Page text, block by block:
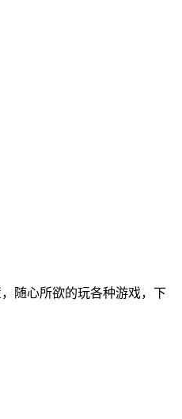
随心所欲的玩各种游戏，下